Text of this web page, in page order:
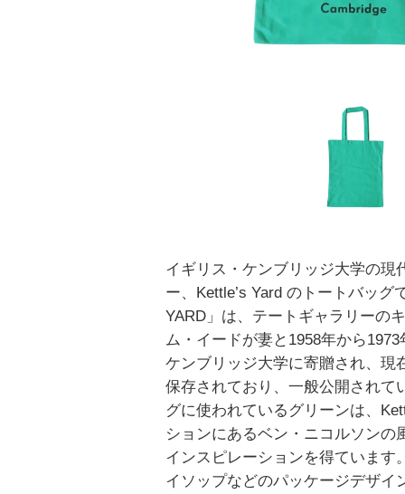
イギリス・ケンブリッジ大学の現
ー、Kettle’s Yard のトートバッグ
YARD」は、テートギャラリーの
ム・イードが妻と1958年から
ケンブリッジ大学に寄贈され、現
保存されており、一般公開されて
グに使われているグリーンは、
ションにあるベン・ニコルソンの
インスピレーションを得ています
イソップなどのパッケージデザイ